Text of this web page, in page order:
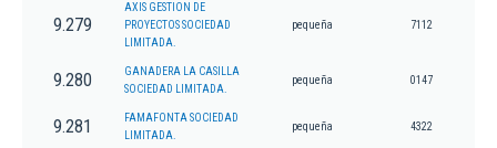
9.279
AXIS GESTION DE
PROYECTOS SOCIEDAD
LIMITADA.
pequeña 7112
9.280
GANADERA LA CASILLA
SOCIEDAD LIMITADA.
pequeña 0147
9.281
FAMAFONTA SOCIEDAD
LIMITADA.
pequeña 4322